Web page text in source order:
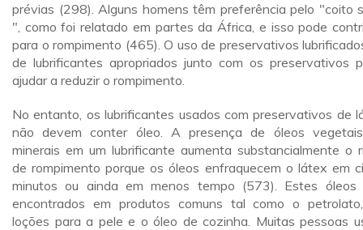
prévias (298). Alguns homens têm preferência pelo "coito
", como foi relatado em partes da África, e isso pode
para o rompimento (465). O uso de preservativos
de lubrificantes apropriados junto com os preservativos
ajudar a reduzir o rompimento.
No entanto, os lubrificantes usados com preservativos de
não devem conter óleo. A presença de óleos
minerais em um lubrificante aumenta substancialmente o
de rompimento porque os óleos enfraquecem o látex em
minutos ou ainda em menos tempo (573). Estes óleos
encontrados em produtos comuns tal como o
loções para a pele e o óleo de cozinha. Muitas pessoas